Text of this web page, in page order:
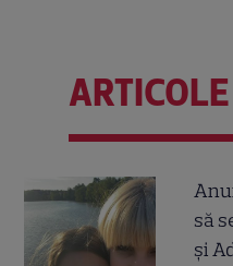
să
și